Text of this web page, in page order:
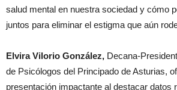
salud mental en nuestra sociedad y cómo
juntos para eliminar el estigma que aún
Elvira Vilorio González, Decana-
de Psicólogos del Principado de Asturias,
presentación impactante al destacar datos